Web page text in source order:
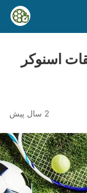
اسنوکر
2 سال پیش